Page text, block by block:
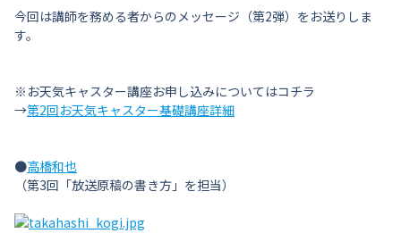
今回は講師を務める者からのメッセージ（第2弾）をお送りしま
す。
※お天気キャスター講座お申し込みについてはコチラ
→第2回お天気キャスター基礎講座詳細
●高橋和也
（第3回「放送原稿の書き方」を担当）